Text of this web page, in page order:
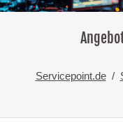
Servicepoint.de